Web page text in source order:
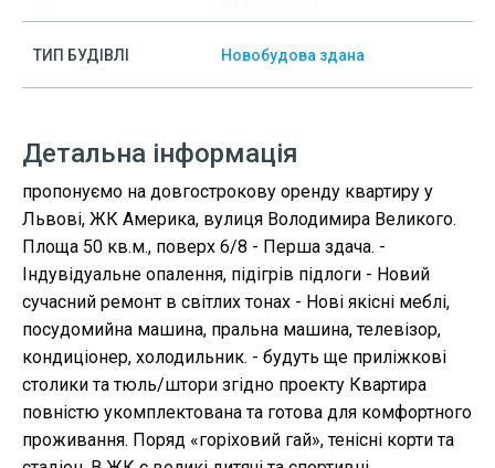
ТИП БУДІВЛІ Новобудова здана
Детальна інформація
пропонуємо на довгострокову оренду квартиру у
Львові, ЖК Америка, вулиця Володимира Великого.
Площа 50 кв.м., поверх 6/8 - Перша здача. -
Індувідуальне опалення, підігрів підлоги - Новий
сучасний ремонт в світлих тонах - Нові якісні меблі,
посудомийна машина, пральна машина, телевізор,
кондиціонер, холодильник. - будуть ще приліжкові
столики та тюль/штори згідно проекту Квартира
повністю укомплектована та готова для комфортного
проживання. Поряд «горіховий гай», тенісні корти та